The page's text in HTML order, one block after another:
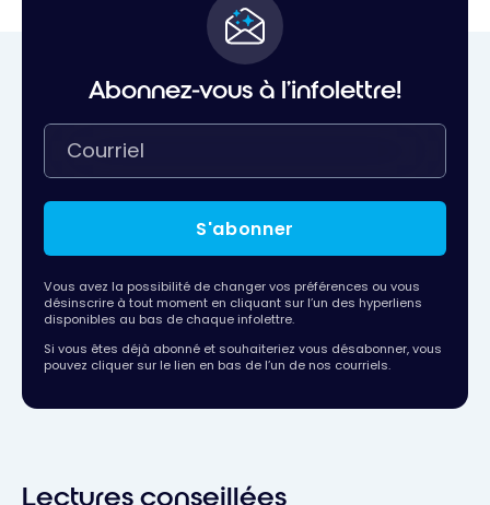
Abonnez-vous à l'infolettre!
S'abonner
Vous avez la possibilité de changer vos préférences ou vous
désinscrire à tout moment en cliquant sur l’un des hyperliens
disponibles au bas de chaque infolettre.
Si vous êtes déjà abonné et souhaiteriez vous désabonner, vous
pouvez cliquer sur le lien en bas de l’un de nos courriels.
Lectures conseillées